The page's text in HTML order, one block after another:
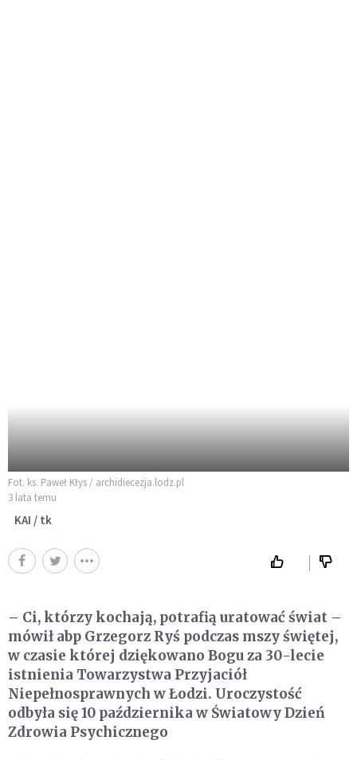
Fot. ks. Paweł Kłys / archidiecezja.lodz.pl
3 lata temu
KAI / tk
– Ci, którzy kochają, potrafią uratować świat –
mówił abp Grzegorz Ryś podczas mszy świętej,
w czasie której dziękowano Bogu za 30-lecie
istnienia Towarzystwa Przyjaciół
Niepełnosprawnych w Łodzi. Uroczystość
odbyła się 10 października w Światowy Dzień
Zdrowia Psychicznego